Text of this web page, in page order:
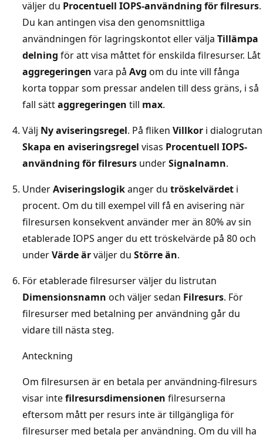
väljer du Procentuell IOPS-användning för filresurs.
Du kan antingen visa den genomsnittliga
användningen för lagringskontot eller välja Tillämpa
delning för att visa måttet för enskilda filresurser. Låt
aggregeringen vara på Avg om du inte vill fånga
korta toppar som pressar andelen till dess gräns, i så
fall sättaggregeringen till max.
Välj Ny aviseringsregel. På fliken Villkor i dialogrutan
Skapa en aviseringsregel visas Procentuell IOPS-
användning för filresurs underSignalnamn.
UnderAviseringslogikanger du tröskelvärdet i
procent. Om du till exempel vill få en avisering när
filresursen konsekvent använder mer än 80% av sin
etablerade IOPS anger du ett tröskelvärde på 80 och
underVärde ärväljer du Större än.
För etablerade filresurser väljer du listrutan
Dimensionsnamn och väljer sedan Filresurs. För
filresurser med betalning per användning går du
vidare till nästa steg.
Anteckning
Om filresursen är en betala per användning-filresurs
visar intefilresursdimensionen filresurserna
eftersom mått per resurs inte är tillgängliga för
filresurser med betala per användning. Om du vill ha